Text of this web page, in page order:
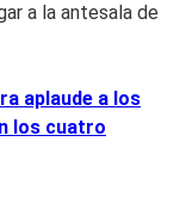
a la antesala de
aplaude a los
los cuatro